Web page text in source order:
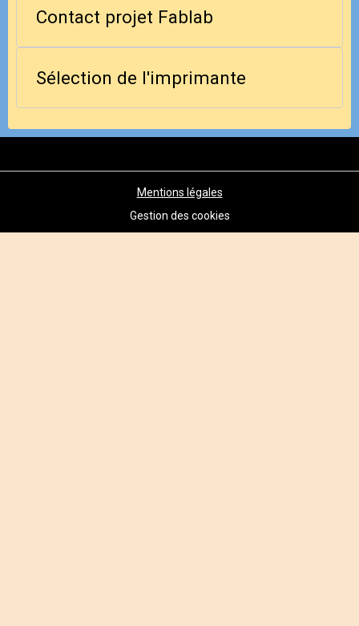
Contact projet Fablab
Sélection de l'imprimante
Mentions légales
Gestion des cookies